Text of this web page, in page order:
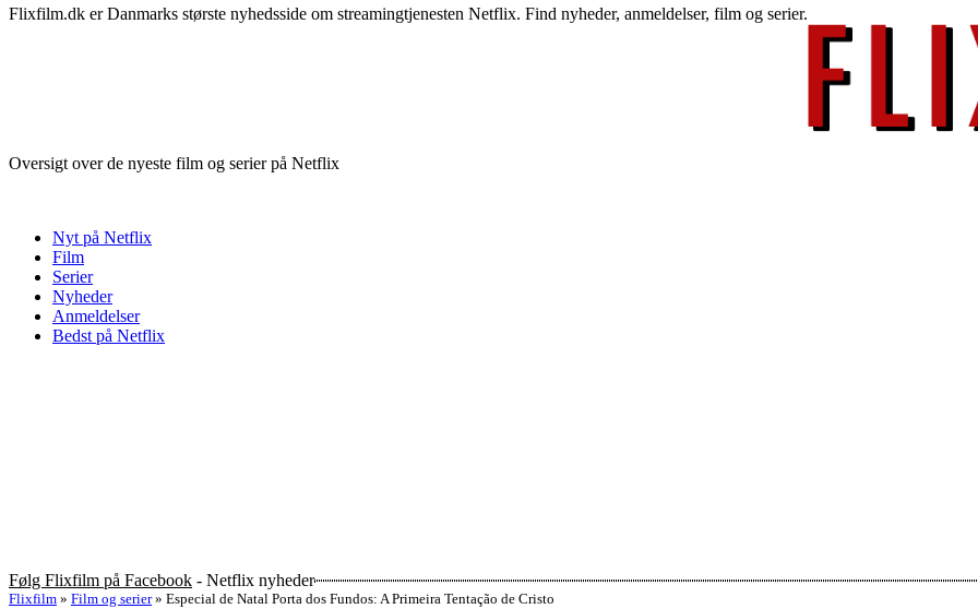
Flixfilm.dk er Danmarks største nyhedsside om streamingtjenesten Netflix. Find nyheder, anmeldelser, film og serier.
Oversigt over de nyeste film og serier på Netflix
Nyt på Netflix
Film
Serier
Nyheder
Anmeldelser
Bedst på Netflix
Følg Flixfilm på Facebook - Netflix nyheder
Flixfilm » Film og serier » Especial de Natal Porta dos Fundos: A Primeira Tentação de Cristo